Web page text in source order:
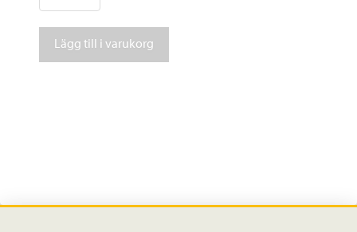
Climb
Pro
Lägg till i varukorg